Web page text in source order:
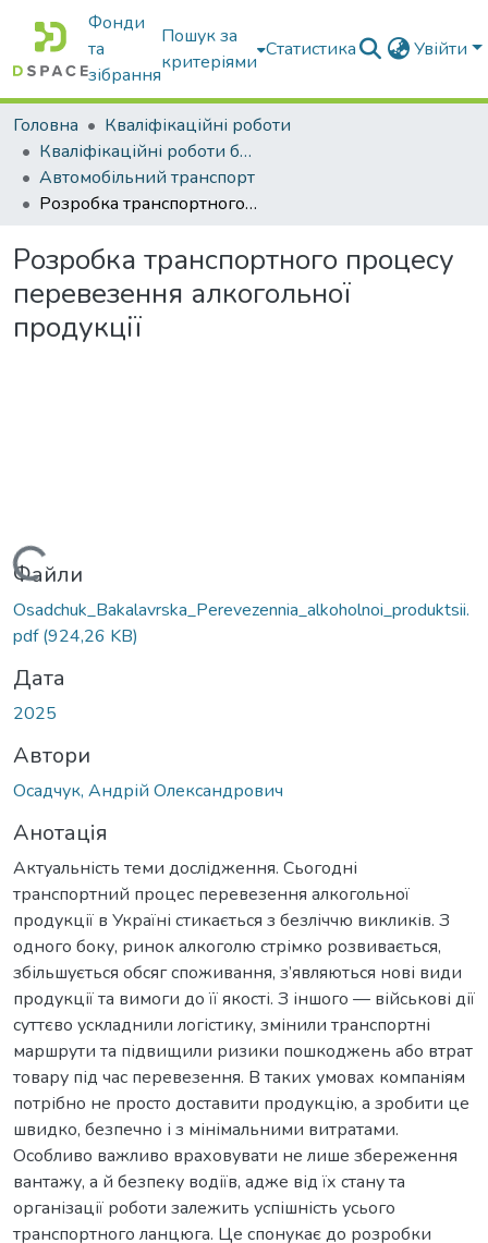
Фонди
та
зібрання
Пошук за
критеріями
Статистика Увійти
Головна
Кваліфікаційні роботи
Кваліфікаційні роботи бакалаврів
Автомобільний транспорт
Розробка транспортного процесу перевезення алкогольної продукції
Розробка транспортного процесу
перевезення алкогольної
продукції
Файли
Osadchuk_Bakalavrska_Perevezennia_alkoholnoi_produktsii.
pdf(924,26 KB)
Дата
2025
Автори
Осадчук, Андрій Олександрович
Анотація
Актуальність теми дослідження. Сьогодні
транспортний процес перевезення алкогольної
продукції в Україні стикається з безліччю викликів. З
одного боку, ринок алкоголю стрімко розвивається,
збільшується обсяг споживання, з’являються нові види
продукції та вимоги до її якості. З іншого — військові дії
суттєво ускладнили логістику, змінили транспортні
маршрути та підвищили ризики пошкоджень або втрат
товару під час перевезення. В таких умовах компаніям
потрібно не просто доставити продукцію, а зробити це
швидко, безпечно і з мінімальними витратами.
Особливо важливо враховувати не лише збереження
вантажу, а й безпеку водіїв, адже від їх стану та
організації роботи залежить успішність усього
транспортного ланцюга. Це спонукає до розробки